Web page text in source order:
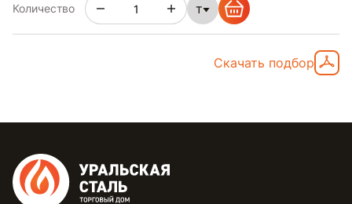
Количество
т
Скачать подбор